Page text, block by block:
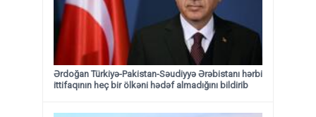
Ərdoğan Türkiyə-Pakistan-Səudiyyə Ərəbistanı hərbi
ittifaqının heç bir ölkəni hədəf almadığını bildirib